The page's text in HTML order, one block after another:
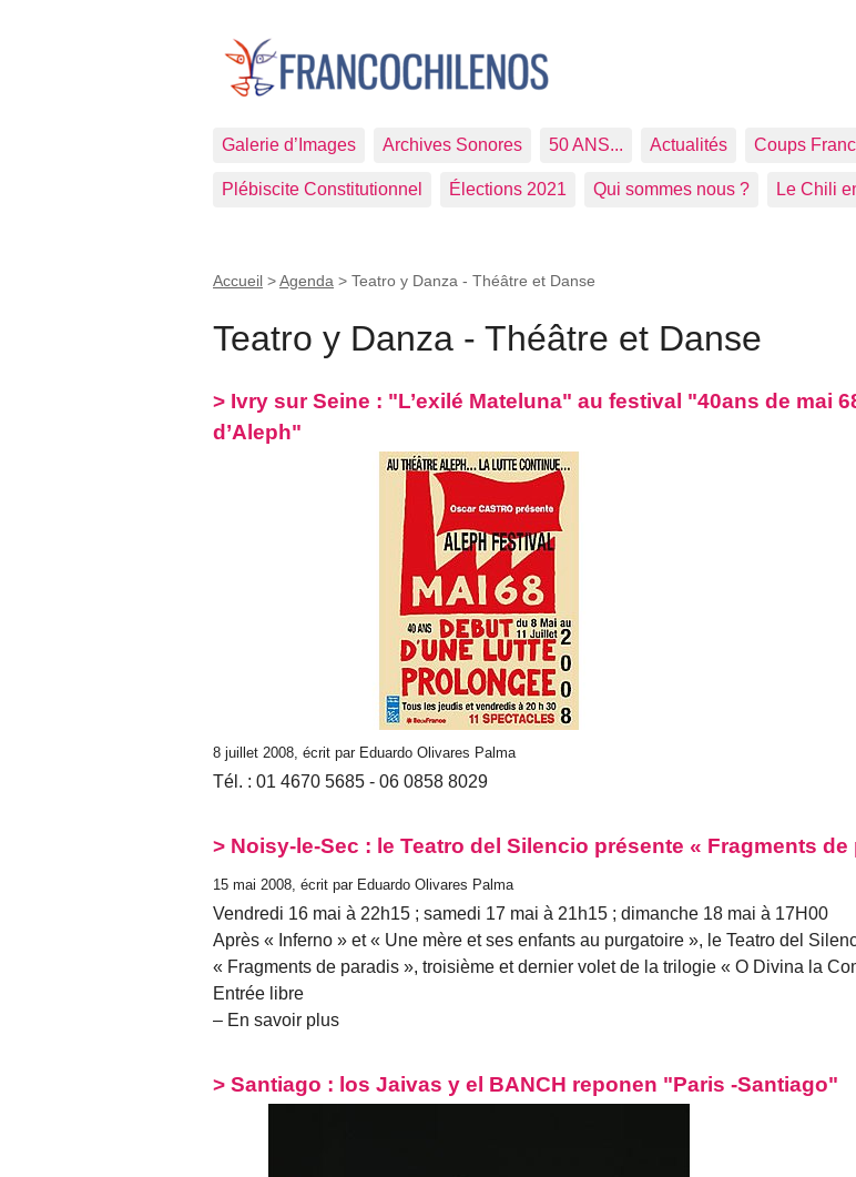
Galerie d’Images Archives Sonores 50 ANS... Actualités Coups
Plébiscite Constitutionnel Élections 2021 Qui sommes nous ? Le Chili
Accueil >Agenda > Teatro y Danza - Théâtre et Danse
Teatro y Danza - Théâtre et Danse
> Ivry sur Seine : "L’exilé Mateluna" au festival "40ans de mai
d’Aleph"
8 juillet 2008, écrit par Eduardo Olivares Palma
Tél. : 01 4670 5685 - 06 0858 8029
> Noisy-le-Sec : le Teatro del Silencio présente « Fragments de
15 mai 2008, écrit par Eduardo Olivares Palma
Vendredi 16 mai à 22h15 ; samedi 17 mai à 21h15 ; dimanche 18 mai à 17H00
Après « Inferno » et « Une mère et ses enfants au purgatoire », le Teatro del
« Fragments de paradis », troisième et dernier volet de la trilogie « O Divina la
Entrée libre
– En savoir plus
> Santiago : los Jaivas y el BANCH reponen "Paris -Santiago"